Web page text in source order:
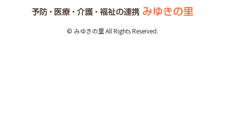
© みゆきの里 All Rights Reserved.